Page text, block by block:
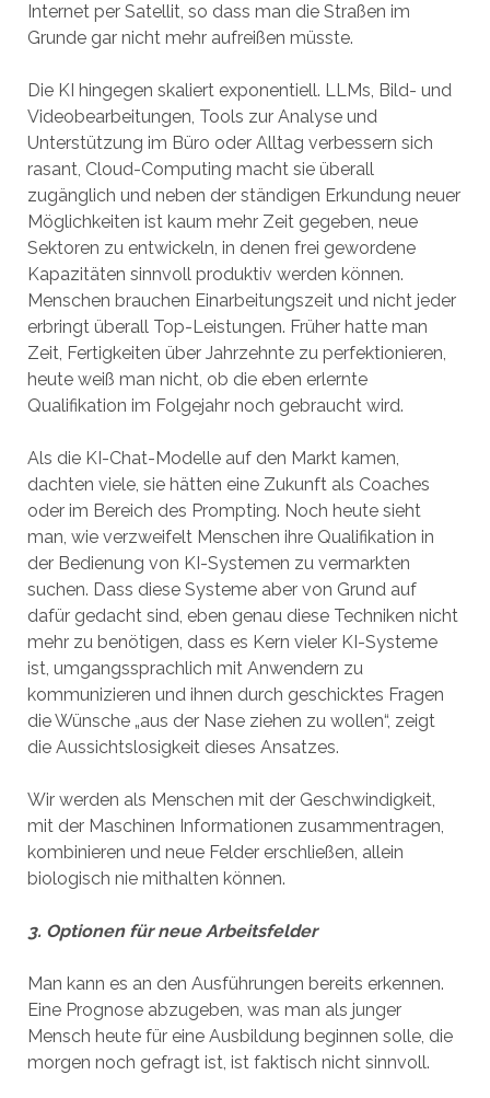
Internet per Satellit, so dass man die Straßen im
Grunde gar nicht mehr aufreißen müsste.
Die KI hingegen skaliert exponentiell. LLMs, Bild- und
Videobearbeitungen, Tools zur Analyse und
Unterstützung im Büro oder Alltag verbessern sich
rasant, Cloud-Computing macht sie überall
zugänglich und neben der ständigen Erkundung neuer
Möglichkeiten ist kaum mehr Zeit gegeben, neue
Sektoren zu entwickeln, in denen frei gewordene
Kapazitäten sinnvoll produktiv werden können.
Menschen brauchen Einarbeitungszeit und nicht jeder
erbringt überall Top-Leistungen. Früher hatte man
Zeit, Fertigkeiten über Jahrzehnte zu perfektionieren,
heute weiß man nicht, ob die eben erlernte
Qualifikation im Folgejahr noch gebraucht wird.
Als die KI-Chat-Modelle auf den Markt kamen,
dachten viele, sie hätten eine Zukunft als Coaches
oder im Bereich des Prompting. Noch heute sieht
man, wie verzweifelt Menschen ihre Qualifikation in
der Bedienung von KI-Systemen zu vermarkten
suchen. Dass diese Systeme aber von Grund auf
dafür gedacht sind, eben genau diese Techniken nicht
mehr zu benötigen, dass es Kern vieler KI-Systeme
ist, umgangssprachlich mit Anwendern zu
kommunizieren und ihnen durch geschicktes Fragen
die Wünsche „aus der Nase ziehen zu wollen“, zeigt
die Aussichtslosigkeit dieses Ansatzes.
Wir werden als Menschen mit der Geschwindigkeit,
mit der Maschinen Informationen zusammentragen,
kombinieren und neue Felder erschließen, allein
biologisch nie mithalten können.
3. Optionen für neue Arbeitsfelder
Man kann es an den Ausführungen bereits erkennen.
Eine Prognose abzugeben, was man als junger
Mensch heute für eine Ausbildung beginnen solle, die
morgen noch gefragt ist, ist faktisch nicht sinnvoll.